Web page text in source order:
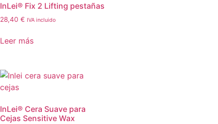
InLei® Fix 2 Lifting pestañas
28,40 € IVA incluido
Leer más
InLei® Cera Suave para
Cejas Sensitive Wax